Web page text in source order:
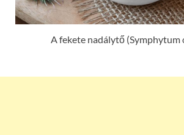
A fekete nadálytő (Symphytum